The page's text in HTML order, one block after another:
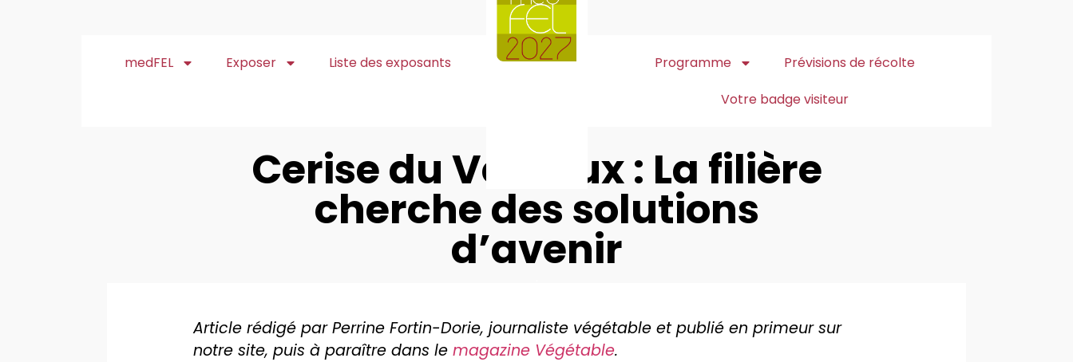
medFEL Exposer Liste des exposants Programme
Prévisions de récolte
Votre badge visiteur
Cerise du Ventoux : La filière
cherche des solutions
d’avenir
Article rédigé par Perrine Fortin-Dorie, journaliste végétable et publié en primeur sur
notre site, puis à paraître dans le magazine Végétable.